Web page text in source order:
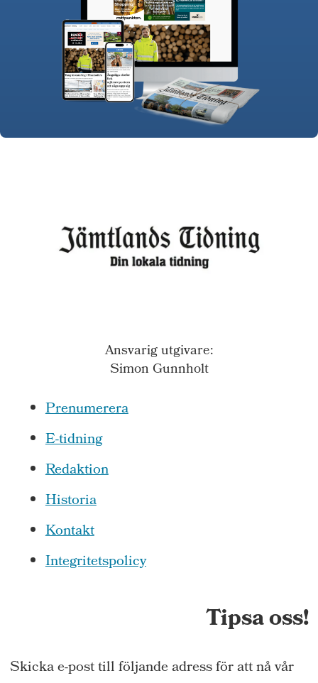
Ansvarig utgivare:
Simon Gunnholt
Prenumerera
E-tidning
Redaktion
Historia
Kontakt
Integritetspolicy
Tipsa oss!
Skicka e-post till följande adress för att nå vår